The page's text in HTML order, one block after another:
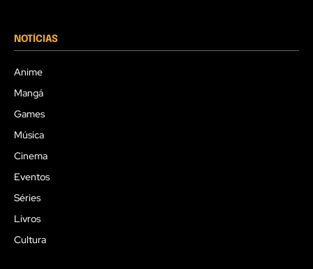
NOTÍCIAS
Anime
Mangá
Games
Música
Cinema
Eventos
Séries
Livros
Cultura